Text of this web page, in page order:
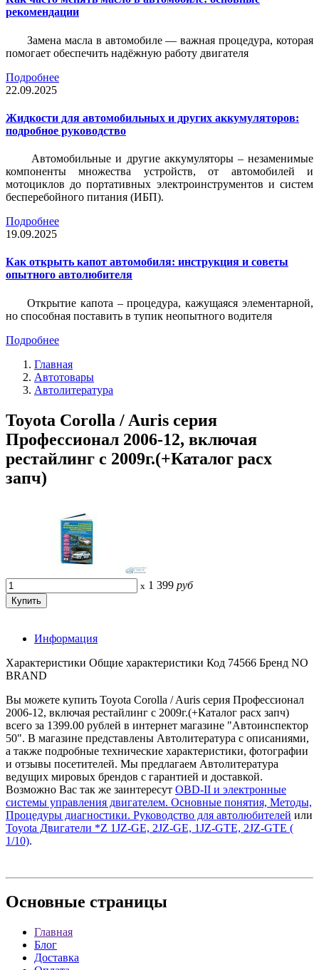
рекомендации
Замена масла в автомобиле — важная процедура, которая
помогает обеспечить надёжную работу двигателя
Подробнее
22.09.2025
Жидкости для автомобильных и других аккумуляторов:
подробное руководство
Автомобильные и другие аккумуляторы – незаменимые
компоненты множества устройств, от автомобилей и
мотоциклов до портативных электроинструментов и систем
бесперебойного питания (ИБП).
Подробнее
19.09.2025
Как открыть капот автомобиля: инструкция и советы
опытного автолюбителя
Открытие капота – процедура, кажущаяся элементарной,
но способная поставить в тупик неопытного водителя
Подробнее
Главная
Автотовары
Автолитература
Toyota Corolla / Auris серия
Профессионал 2006-12, включая
рестайлинг с 2009г.(+Каталог расх
запч)
x 1 399 руб
Информация
Характеристики Общие характеристики Код 74566 Бренд NO
BRAND
Вы можете купить Toyota Corolla / Auris серия Профессионал
2006-12, включая рестайлинг с 2009г.(+Каталог расх запч)
всего за 1399.00 рублей в интернет магазине "Автоинспектор
50". В магазине представлены Автолитература с описаниями,
а также подробные технические характеристики, фотографии
и отзывы посетителей. Мы предлагаем Автолитература
ведущих мировых брендов с гарантией и доставкой.
Возможно Вас так же заинтересут OBD-II и электронные
системы управления двигателем. Основные понятия, Методы,
Процедуры диагностики. Руководство для автолюбителей или
Toyota Двигатели *Z 1JZ-GE, 2JZ-GE, 1JZ-GTE, 2JZ-GTE (
1/10).
Основные страницы
Главная
Блог
Доставка